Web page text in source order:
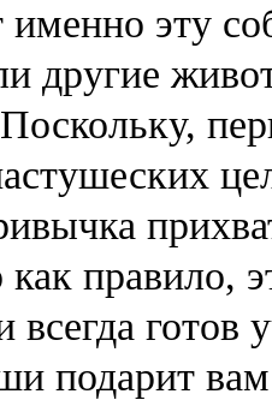
именно эту
другие
правило,
всегда готов
подарит